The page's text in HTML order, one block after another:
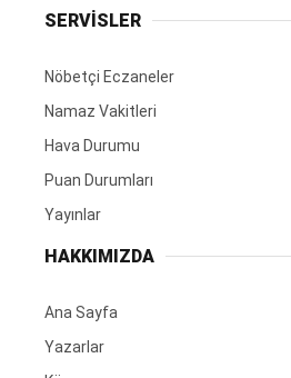
SERVİSLER
Nöbetçi Eczaneler
Namaz Vakitleri
Hava Durumu
Puan Durumları
Yayınlar
HAKKIMIZDA
Ana Sayfa
Yazarlar